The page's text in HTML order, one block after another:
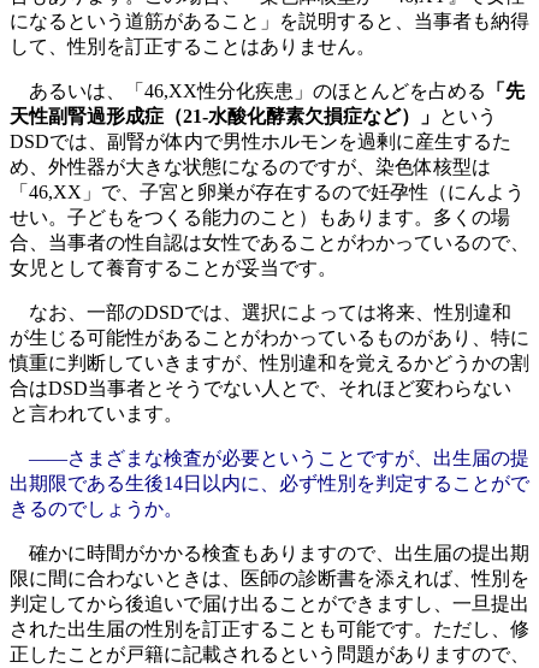
になるという道筋があること」を説明すると、当事者も納得
して、性別を訂正することはありません。
あるいは、「46,XX性分化疾患」のほとんどを占める
「先
天性副腎過形成症（21-水酸化酵素欠損症など）」 という
DSDでは、副腎が体内で男性ホルモンを過剰に産生するた
め、外性器が大きな状態になるのですが、染色体核型は
「46,XX」で、子宮と卵巣が存在するので妊孕性（にんよう
せい。子どもをつくる能力のこと）もあります。多くの場
合、当事者の性自認は女性であることがわかっているので、
女児として養育することが妥当です。
なお、一部のDSDでは、選択によっては将来、性別違和
が生じる可能性があることがわかっているものがあり、特に
慎重に判断していきますが、性別違和を覚えるかどうかの割
合はDSD当事者とそうでない人とで、それほど変わらない
と言われています。
――さまざまな検査が必要ということですが、出生届の提
出期限である生後14日以内に、必ず性別を判定することがで
きるのでしょうか。
確かに時間がかかる検査もありますので、出生届の提出期
限に間に合わないときは、医師の診断書を添えれば、性別を
判定してから後追いで届け出ることができますし、一旦提出
された出生届の性別を訂正することも可能です。ただし、修
正したことが戸籍に記載されるという問題がありますので、